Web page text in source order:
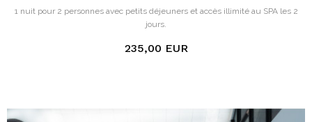
1 nuit pour 2 personnes avec petits déjeuners et accès illimité au SPA les 2
jours.
235,00 EUR